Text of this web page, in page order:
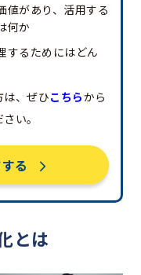
値があり、活用する
何か
するためにはどん
は、ぜひこちらから
い。
る
とは